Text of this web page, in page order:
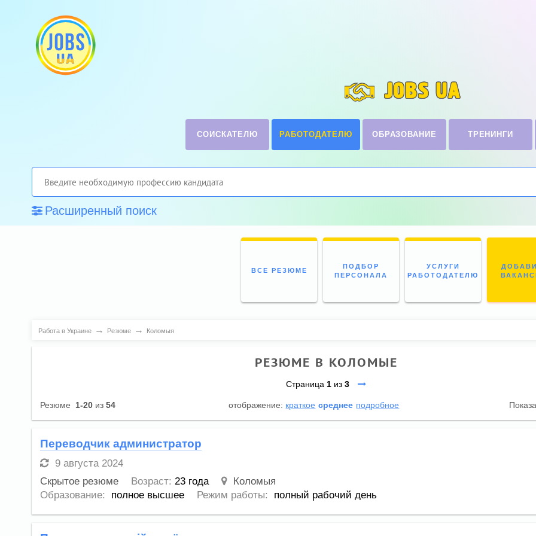
JOBS UA
СОИСКАТЕЛЮ РАБОТОДАТЕЛЮ ОБРАЗОВАНИЕ ТРЕНИНГИ
Расширенный поиск
ВСЕ РЕЗЮМЕ
ПОДБОР
ПЕРСОНАЛА
УСЛУГИ
РАБОТОДАТЕЛЮ
Работа в Украине → Резюме → Коломыя
РЕЗЮМЕ В КОЛОМЫЕ
Страница 1 из 3
Резюме 1-20 из 54 отображение: краткое среднее подробное
Переводчик администратор
9 августа 2024
Скрытое резюме
Возраст: 23 года
Коломыя
Образование:
полное высшее Режим работы: полный рабочий день